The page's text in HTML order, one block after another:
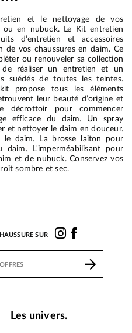
et le nettoyage de vos
ou en nubuck. Le Kit entretien
d’entretien et accessoires
de vos chaussures en daim. Ce
ou renouveler sa collection
réaliser un entretien et un
suédés de toutes les teintes.
propose tous les éléments
leur beauté d’origine et
décrottoir pour commencer
efficace du daim. Un spray
et nettoyer le daim en douceur.
le daim. La brosse laiton pour
L'imperméabilisant pour
et de nubuck. Conservez vos
sombre et sec.
SUR
Les univers.